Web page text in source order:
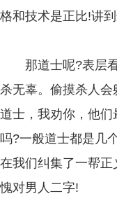
格和技术是正比!讲
那道士呢?表层看
杀无辜。偷摸杀人
道士，我劝你，他
吗?一般道士都是几
在我们纠集了一帮
愧对男人二字!